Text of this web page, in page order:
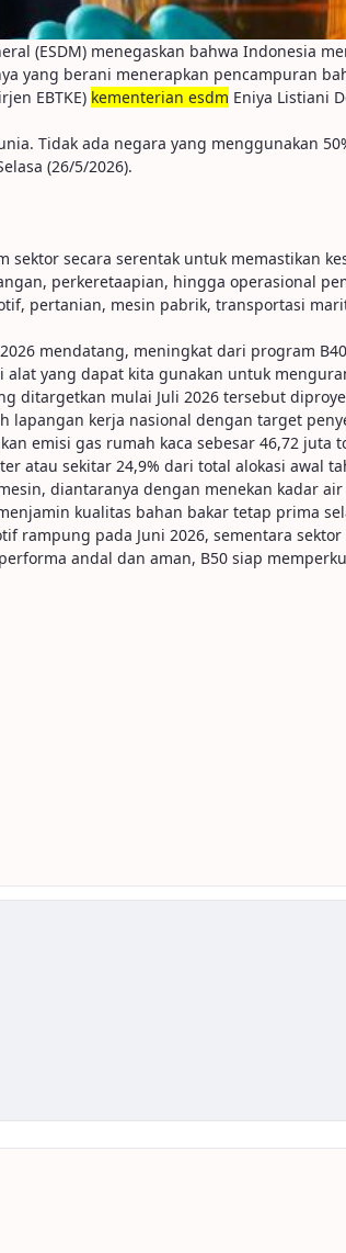
(ESDM) menegaskan bahwa
yang berani menerapkan pencampuran
EBTKE) kementerian esdm Eniya Listiani
Tidak ada negara yang menggunakan
(26/5/2026).
secara serentak untuk memastikan
perkeretaapian, hingga operasional
pertanian, mesin pabrik, transportasi
mendatang, meningkat dari program
yang dapat kita gunakan untuk
ditargetkan mulai Juli 2026 tersebut
lapangan kerja nasional dengan target
emisi gas rumah kaca sebesar 46,72
atau sekitar 24,9% dari total alokasi awal
diantaranya dengan menekan kadar
kualitas bahan bakar tetap prima
rampung pada Juni 2026, sementara
andal dan aman, B50 siap